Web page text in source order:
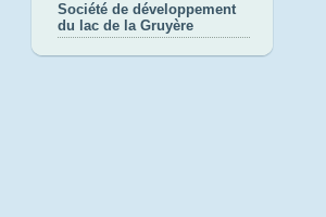
Société de développement
du lac de la Gruyère